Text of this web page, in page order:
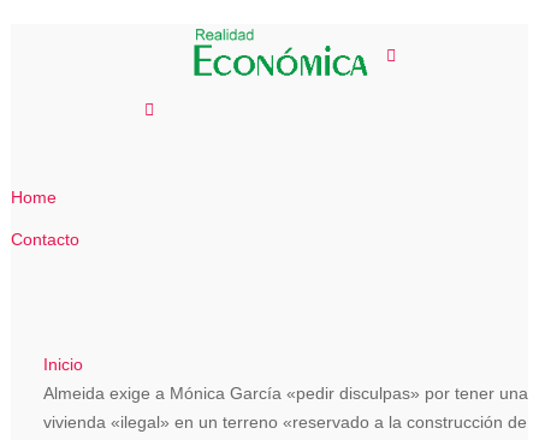
Home
Contacto
Inicio
Almeida exige a Mónica García «pedir disculpas» por tener una
vivienda «ilegal» en un terreno «reservado a la construcción de